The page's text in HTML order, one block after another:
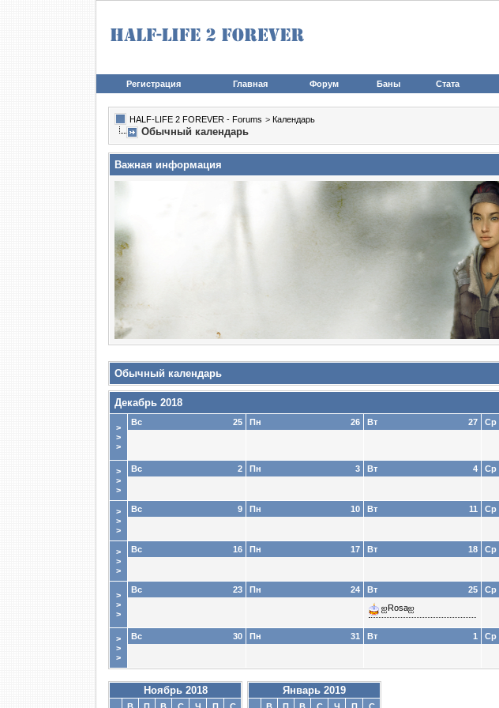
Регистрация Главная Форум Баны Стата
HALF-LIFE 2 FOREVER - Forums > Календарь
Обычный календарь
Важная информация
Обычный календарь
Декабрь 2018
>
>
>
25
Вс 26
Пн 27
Вт Ср
>
>
>
2
Вс 3
Пн 4
Вт Ср
>
>
>
9
Вс 10
Пн 11
Вт Ср
>
>
>
16
Вс 17
Пн 18
Вт Ср
>
>
>
23
Вс 24
Пн 25
Вт
ஐRosaஐ
Ср
>
>
>
30
Вс 31
Пн 1
Вт Ср
Ноябрь 2018 Январь 2019